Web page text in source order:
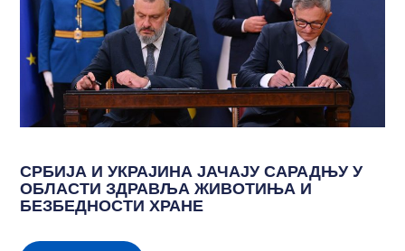
СРБИЈА И УКРАЈИНА ЈАЧАЈУ САРАДЊУ У
ОБЛАСТИ ЗДРАВЉА ЖИВОТИЊА И
БЕЗБЕДНОСТИ ХРАНЕ